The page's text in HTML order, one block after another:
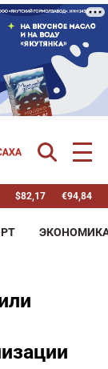
$82,17 €94,84